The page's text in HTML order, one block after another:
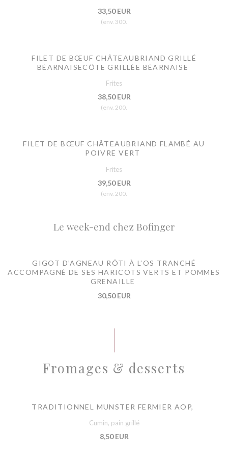
33,50 EUR
(env. 300.
FILET DE BŒUF CHÂTEAUBRIAND GRILLÉ
BÉARNAISECÔTE GRILLÉE BÉARNAISE
Frites
38,50 EUR
(env. 200.
FILET DE BŒUF CHÂTEAUBRIAND FLAMBÉ AU
POIVRE VERT
Frites
39,50 EUR
(env. 200.
Le week-end chez Bofinger
GIGOT D’AGNEAU RÔTI À L’OS TRANCHÉ
ACCOMPAGNÉ DE SES HARICOTS VERTS ET POMMES
GRENAILLE
30,50 EUR
Fromages & desserts
TRADITIONNEL MUNSTER FERMIER AOP,
Cumin, pain grillé
8,50 EUR